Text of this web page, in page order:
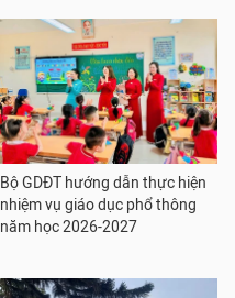
Bộ GDĐT hướng dẫn thực hiện
nhiệm vụ giáo dục phổ thông
năm học 2026-2027